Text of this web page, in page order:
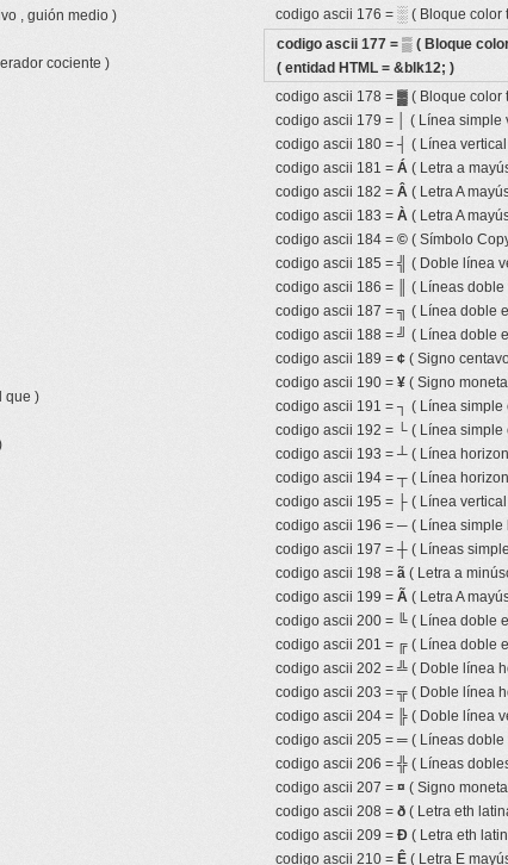
, guión medio )
cociente )
que )
codigo ascii 176 = ░ ( Bloque color
codigo ascii 177 = ▒ ( Bloque
( entidad HTML = &blk12; )
codigo ascii 178 = ▓ ( Bloque color
codigo ascii 179 =
( Línea simple
codigo ascii 180 = ┤ ( Línea
codigo ascii 181 = Á ( Letra a
codigo ascii 182 = Â ( Letra A
codigo ascii 183 = À ( Letra A
codigo ascii 184 = © ( Símbolo
codigo ascii 185 = ╣ ( Doble línea
codigo ascii 186 =
( Líneas doble
codigo ascii 187 = ╗ ( Línea doble
codigo ascii 188 = ╝ ( Línea doble
codigo ascii 189 = ¢ ( Signo
codigo ascii 190 = ¥ ( Signo
codigo ascii 191 = ┐ ( Línea simple
codigo ascii 192 = └ ( Línea simple
codigo ascii 193 = ┴ ( Línea
codigo ascii 194 = ┬ ( Línea
codigo ascii 195 = ├ ( Línea
codigo ascii 196 = ─ ( Línea simple
codigo ascii 197 = ┼ ( Líneas
codigo ascii 198 = ã ( Letra a
codigo ascii 199 = Ã ( Letra A
codigo ascii 200 = ╚ ( Línea doble
codigo ascii 201 = ╔ ( Línea doble
codigo ascii 202 = ╩ ( Doble línea
codigo ascii 203 = ╦ ( Doble línea
codigo ascii 204 = ╠ ( Doble línea
codigo ascii 205 = ═ ( Líneas
codigo ascii 206 = ╬ ( Líneas
codigo ascii 207 = ¤ ( Signo
codigo ascii 208 = ð ( Letra eth
codigo ascii 209 = Ð ( Letra eth
codigo ascii 210 = Ê ( Letra E